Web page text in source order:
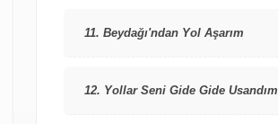
11. Beydağı'ndan Yol Aşarım
12. Yollar Seni Gide Gide Usandım